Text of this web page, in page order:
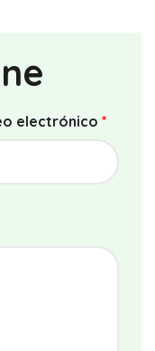
electrónico *